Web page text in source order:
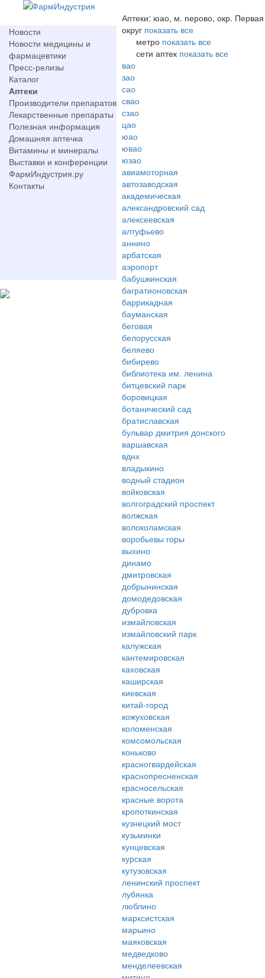
Новости
Новости медицины и
фармацевтики
Пресс-релизы
Каталог
Аптеки
Производители препаратов
Лекарственные препараты
Полезная информация
Домашняя аптечка
Витамины и минералы
Выставки и конференции
ФармИндустрия.ру
Контакты
Аптеки: юао, м. перово, окр.
округ показать все
метро показать все
сети аптек показать все
вао
зао
сао
свао
сзао
цао
юао
ювао
юзао
авиамоторная
автозаводская
академическая
александровский сад
алексеевская
алтуфьево
аннино
арбатская
аэропорт
бабушкинская
багратионовская
баррикадная
бауманская
беговая
белорусская
беляево
бибирево
библиотека им. ленина
битцевский парк
боровицкая
ботанический сад
братиславская
бульвар дмитрия донского
варшавская
вднх
владыкино
водный стадион
войковская
волгоградский проспект
волжская
волоколамская
воробьевы горы
выхино
динамо
дмитровская
добрынинская
домодедовская
дубровка
измайловская
измайловский парк
калужская
кантемировская
каховская
каширская
киевская
китай-город
кожуховская
коломенская
комсомольская
коньково
красногвардейская
краснопресненская
красносельская
красные ворота
кропоткинская
кузнецкий мост
кузьминки
кунцевская
курская
кутузовская
ленинский проспект
лубянка
люблино
марксистская
марьино
маяковская
медведково
менделеевская